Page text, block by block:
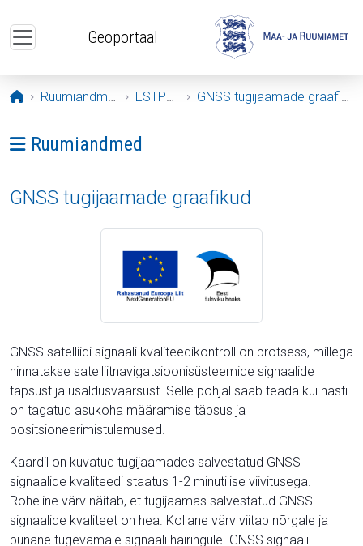
Geoportaal
Avaleht
Ruumiandmed ESTPOS GNSS tugijaamade graafikud
Ava menüü: Ruumiandmed
Ruumiandmed
GNSS tugijaamade graafikud
GNSS satelliidi signaali kvaliteedikontroll on protsess, millega
hinnatakse satelliitnavigatsioonisüsteemide signaalide
täpsust ja usaldusväärsust. Selle põhjal saab teada kui hästi
on tagatud asukoha määramise täpsus ja
positsioneerimistulemused.
Kaardil on kuvatud tugijaamades salvestatud GNSS
signaalide kvaliteedi staatus 1-2 minutilise viivitusega.
Roheline värv näitab, et tugijaamas salvestatud GNSS
signaalide kvaliteet on hea. Kollane värv viitab nõrgale ja
punane tugevamale signaali häiringule. GNSS signaali